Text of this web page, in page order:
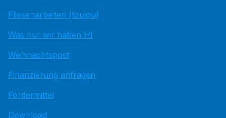
Fliesenarbeiten (toujou)
Was nur wir haben HI
Weihnachtspost
Finanzierung anfragen
Fördermittel
Download